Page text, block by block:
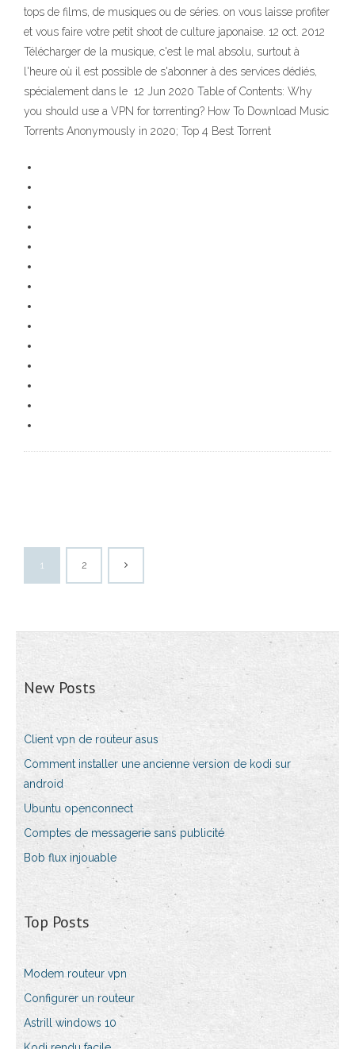
tops de films, de musiques ou de séries. on vous laisse profiter
et vous faire votre petit shoot de culture japonaise. 12 oct. 2012
Télécharger de la musique, c'est le mal absolu, surtout à
l'heure où il est possible de s'abonner à des services dédiés,
spécialement dans le 12 Jun 2020 Table of Contents: Why
you should use a VPN for torrenting? How To Download Music
Torrents Anonymously in 2020; Top 4 Best Torrent
1 2
New Posts
Client vpn de routeur asus
Comment installer une ancienne version de kodi sur
android
Ubuntu openconnect
Comptes de messagerie sans publicité
Bob flux injouable
Top Posts
Modem routeur vpn
Configurer un routeur
Astrill windows 10